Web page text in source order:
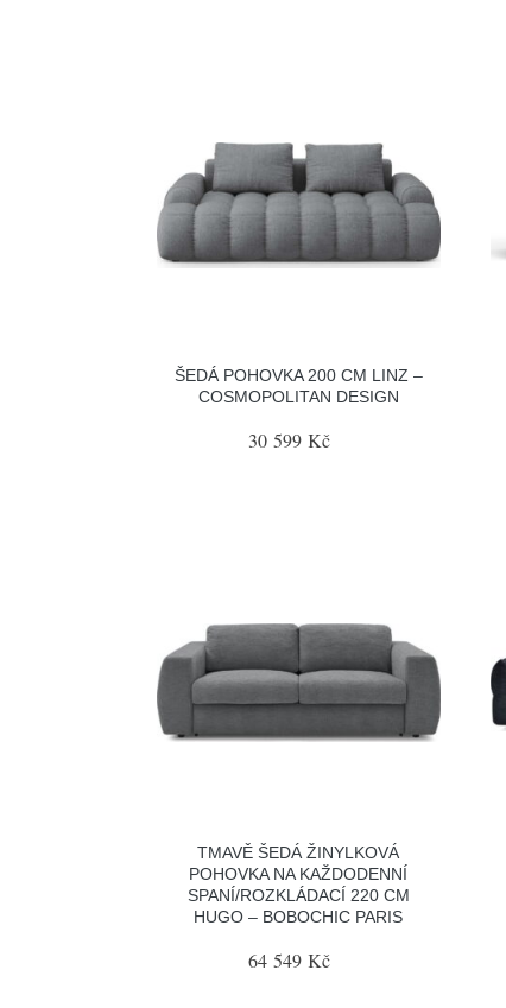
ŠEDÁ POHOVKA 200 CM LINZ –
COSMOPOLITAN DESIGN
30 599 Kč
TMAVĚ ŠEDÁ ŽINYLKOVÁ
POHOVKA NA KAŽDODENNÍ
SPANÍ/ROZKLÁDACÍ 220 CM
HUGO – BOBOCHIC PARIS
64 549 Kč